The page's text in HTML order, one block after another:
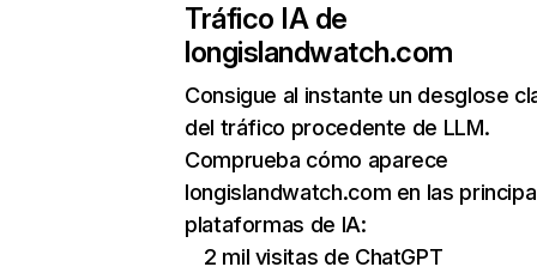
Tráfico IA de
longislandwatch.com
Consigue al instante un desglose
del tráfico procedente de LLM.
Comprueba cómo aparece
longislandwatch.com en las
plataformas de IA:
2 mil visitas de ChatGPT